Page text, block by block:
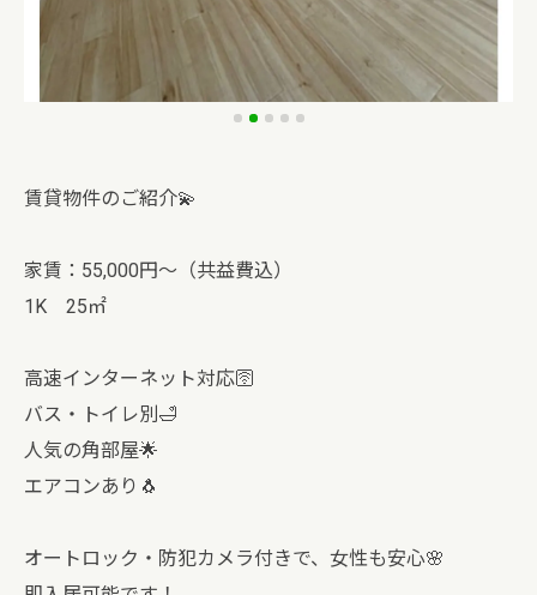
賃貸物件のご紹介💫
家賃：55,000円〜（共益費込）
1K 25㎡
高速インターネット対応🛜
バス・トイレ別🛁
人気の角部屋🌟
エアコンあり🐧
オートロック・防犯カメラ付きで、女性も安心🌸